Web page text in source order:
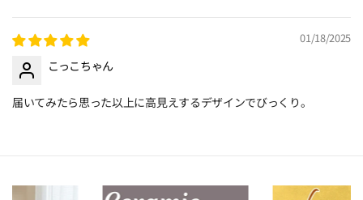
01/18/2025
こっこちゃん
届いてみたら思った以上に高見えするデザインでびっくり。